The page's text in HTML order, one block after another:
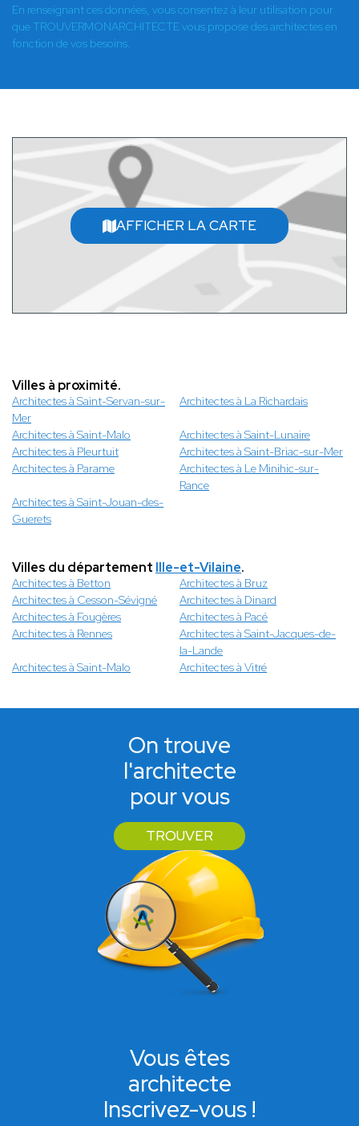
En renseignant ces données, vous consentez à leur utilisation pour
que TROUVERMONARCHITECTE vous propose des architectes en
fonction de vos besoins.
AFFICHER LA CARTE
Villes à proximité.
Architectes à Saint-Servan-sur-
Mer
Architectes à La Richardais
Architectes à Saint-Malo
Architectes à Saint-Lunaire
Architectes à Pleurtuit
Architectes à Saint-Briac-sur-Mer
Architectes à Parame
Architectes à Le Minihic-sur-
Rance
Architectes à Saint-Jouan-des-
Guerets
Villes du département Ille-et-Vilaine.
Architectes à Betton
Architectes à Bruz
Architectes à Cesson-Sévigné
Architectes à Dinard
Architectes à Fougères
Architectes à Pacé
Architectes à Rennes
Architectes à Saint-Jacques-de-
la-Lande
Architectes à Saint-Malo
Architectes à Vitré
On trouve
l'architecte
pour vous
TROUVER
Vous êtes
architecte
Inscrivez-vous !